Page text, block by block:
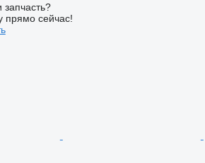
прямо сейчас!